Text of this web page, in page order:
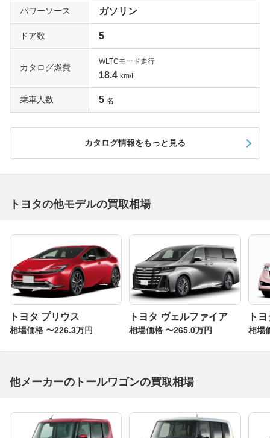
ジン関係以外の装備はGに準じており、スマートアシストI
IIや前後のコーナーセンサーなどの安全機能も標準で搭載
しています。走りも装備も充実のグレードだけに、高額査
ルーミーには大きく分けて3つのグレードが用意されてい
ますが、Gはそのちょうど中間に当たるグレード。最上級
のカスタムGを選んでも新たに加わるのは見た目の派手さ
を強調するようなパーツがほとんどなので、実質重視なら
このGが最も適したグレードとなるでしょう。スーパーU
Vカットガラスやクルーズコントロール、先進安全機能の
スライドドアにオプティトロンメーター、ピアノブラック
ドランプが装備されていれば、中古車市場での人気はさら
に高くなります。ぜひ一括査定を試してみてください。
パワーソース ガソリン
ドア数 5
カタログ燃費
WLTCモード走行
18.4 km/L
乗車人数 5 名
カタログ情報をもっと見る
トヨタの他モデルの買取相場
トヨタ プリウス
相場価格 〜226.3万円
トヨタ ヴェルファイア
相場価格 〜265.0万円
ト
相場
他メーカーのトールワゴンの買取相場